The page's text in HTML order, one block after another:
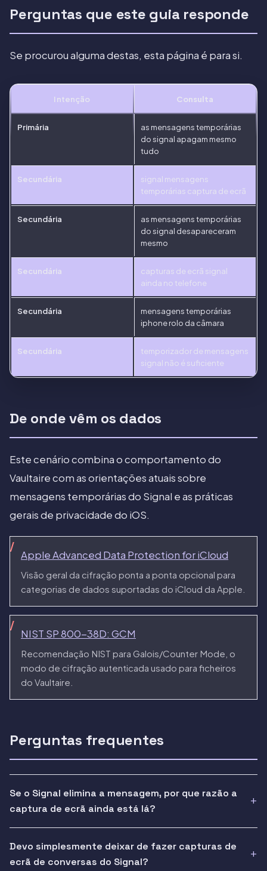
Perguntas que este guia responde
Se procurou alguma destas, esta página é para si.
Intenção Consulta
Primária
as mensagens temporárias
do signal apagam mesmo
tudo
Secundária
signal mensagens
temporárias captura de ecrã
Secundária
as mensagens temporárias
do signal desapareceram
mesmo
Secundária
capturas de ecrã signal
ainda no telefone
Secundária
mensagens temporárias
iphone rolo da câmara
Secundária
temporizador de mensagens
signal não é suficiente
De onde vêm os dados
Este cenário combina o comportamento do
Vaultaire com as orientações atuais sobre
mensagens temporárias do Signal e as práticas
gerais de privacidade do iOS.
Apple Advanced Data Protection for iCloud
Visão geral da cifração ponta a ponta opcional para
categorias de dados suportadas do iCloud da Apple.
NIST SP 800-38D: GCM
Recomendação NIST para Galois/Counter Mode, o
modo de cifração autenticada usado para ficheiros
do Vaultaire.
Perguntas frequentes
Se o Signal elimina a mensagem, por que razão a
captura de ecrã ainda está lá?
Devo simplesmente deixar de fazer capturas de
ecrã de conversas do Signal?